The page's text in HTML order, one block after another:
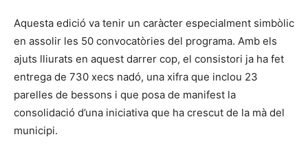
Aquesta edició va tenir un caràcter especialment simbòlic
en assolir les 50 convocatòries del programa. Amb els
ajuts lliurats en aquest darrer cop, el consistori ja ha fet
entrega de 730 xecs nadó, una xifra que inclou 23
parelles de bessons i que posa de manifest la
consolidació d’una iniciativa que ha crescut de la mà del
municipi.